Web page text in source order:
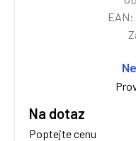
EAN:
Na dotaz
Poptejte cenu